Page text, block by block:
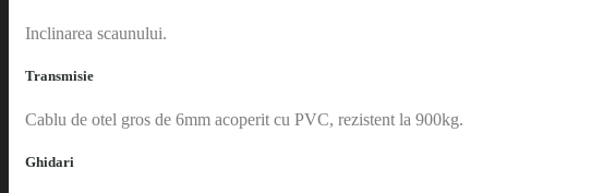
Inclinarea scaunului.
Transmisie
Cablu de otel gros de 6mm acoperit cu PVC, rezistent la 900kg.
Ghidari